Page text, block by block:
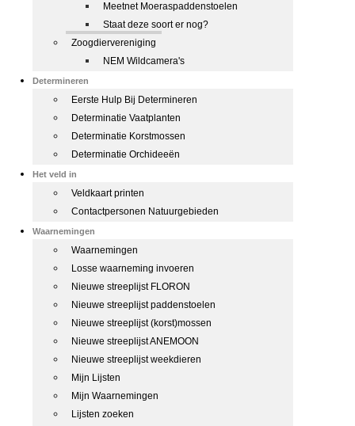
Meetnet Moeraspaddenstoelen
Staat deze soort er nog?
Zoogdiervereniging
NEM Wildcamera's
Determineren
Eerste Hulp Bij Determineren
Determinatie Vaatplanten
Determinatie Korstmossen
Determinatie Orchideeën
Het veld in
Veldkaart printen
Contactpersonen Natuurgebieden
Waarnemingen
Waarnemingen
Losse waarneming invoeren
Nieuwe streeplijst FLORON
Nieuwe streeplijst paddenstoelen
Nieuwe streeplijst (korst)mossen
Nieuwe streeplijst ANEMOON
Nieuwe streeplijst weekdieren
Mijn Lijsten
Mijn Waarnemingen
Lijsten zoeken